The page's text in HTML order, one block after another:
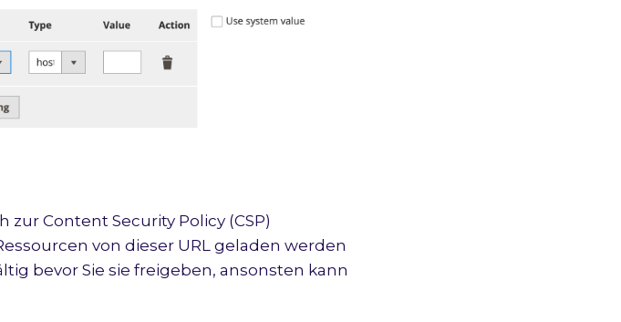
Content Security Policy (CSP)
von dieser URL geladen werden
bevor Sie sie freigeben, ansonsten kann